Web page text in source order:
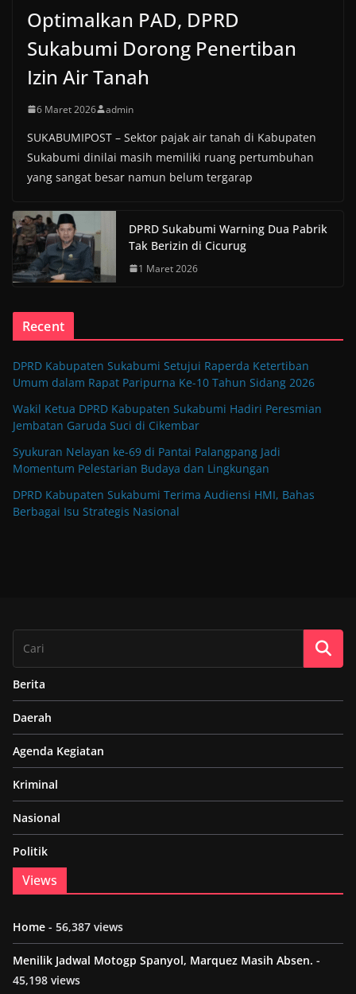
Optimalkan PAD, DPRD
Sukabumi Dorong Penertiban
Izin Air Tanah
6 Maret 2026 admin
SUKABUMIPOST – Sektor pajak air tanah di Kabupaten
Sukabumi dinilai masih memiliki ruang pertumbuhan
yang sangat besar namun belum tergarap
DPRD Sukabumi Warning Dua Pabrik
Tak Berizin di Cicurug
1 Maret 2026
Recent
DPRD Kabupaten Sukabumi Setujui Raperda Ketertiban
Umum dalam Rapat Paripurna Ke-10 Tahun Sidang 2026
Wakil Ketua DPRD Kabupaten Sukabumi Hadiri Peresmian
Jembatan Garuda Suci di Cikembar
Syukuran Nelayan ke-69 di Pantai Palangpang Jadi
Momentum Pelestarian Budaya dan Lingkungan
DPRD Kabupaten Sukabumi Terima Audiensi HMI, Bahas
Berbagai Isu Strategis Nasional
Berita
Daerah
Agenda Kegiatan
Kriminal
Nasional
Politik
Views
Home - 56,387 views
Menilik Jadwal Motogp Spanyol, Marquez Masih Absen. -
45,198 views